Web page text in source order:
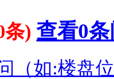
条) 查看0
（如:楼盘